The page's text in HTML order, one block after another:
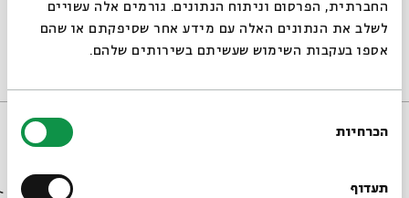
החברתית, הפרסום וניתוח הנתונים. גורמים אלה עשויים
לשלב את הנתונים האלה עם מידע אחר שסיפקתם או שהם
אספו בעקבות השימוש שעשיתם בשירותים שלהם.
הסכמה
הכרחיות
תעדוף
ליאור טל שדה
16/07/26